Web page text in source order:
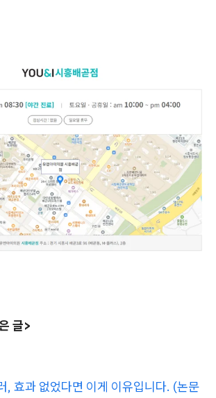
글>
, 효과 없었다면 이게 이유입니다. (논문